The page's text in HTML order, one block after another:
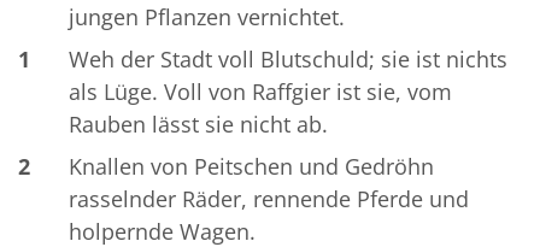
jungen Pflanzen vernichtet.
1
Weh der Stadt voll Blutschuld; sie ist nichts
als Lüge. Voll von Raffgier ist sie, vom
Rauben lässt sie nicht ab.
2
Knallen von Peitschen und Gedröhn
rasselnder Räder, rennende Pferde und
holpernde Wagen.